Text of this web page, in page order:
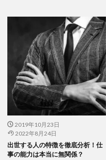
2019年10月23日
2022年8月24日
出世する人の特徴を徹底分析！仕
事の能力は本当に無関係？